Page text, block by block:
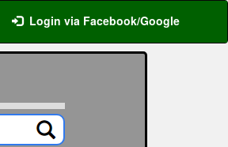
Login via Facebook/Google